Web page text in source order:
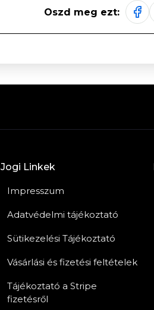
Oszd meg ezt:
Jogi Linkek
Impresszum
Adatvédelmi tájékoztató
Sütikezelési Tájékoztató
Vásárlási és fizetési feltételek
Tájékoztató a Stripe
fizetésről